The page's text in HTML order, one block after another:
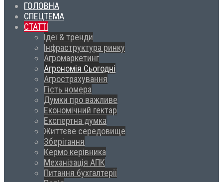
ГОЛОВНА
СПЕЦТЕМА
СТАТТІ
Ідеї & тренди
Інфраструктура ринку
Агромаркетинг
Агрономія Сьогодні
Агрострахування
Гість номера
Думки про важливе
Економічний гектар
Експертна думка
Життєве середовище
Зберігання
Кермо керівника
Механізація АПК
Питання бухгалтерії